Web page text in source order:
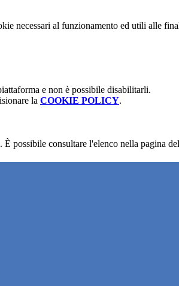
necessari al funzionamento ed utili alle
e non è possibile disabilitarli.
la COOKIE POLICY.
possibile consultare l'elenco nella pagina